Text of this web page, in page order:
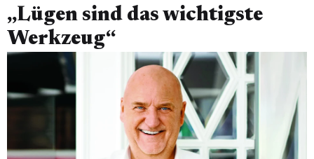
„Lügen sind das wichtigste
Werkzeug“